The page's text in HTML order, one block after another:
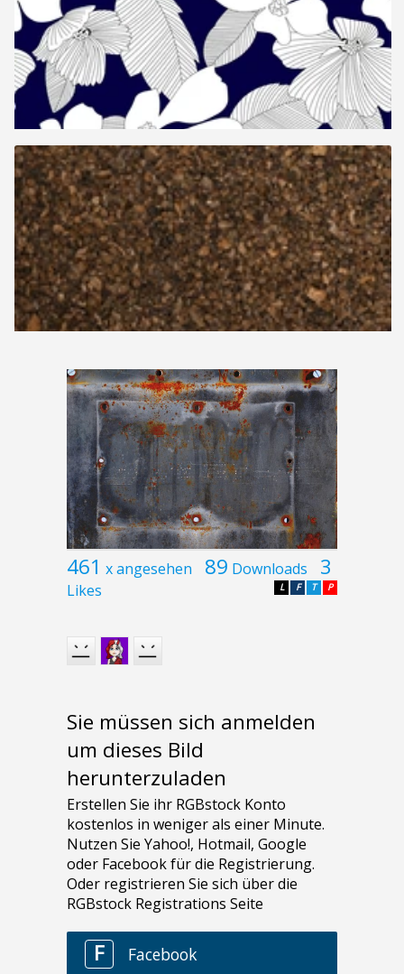
461 x angesehen 89 Downloads 3
Likes P
T
F
L
Sie müssen sich anmelden
um dieses Bild
herunterzuladen